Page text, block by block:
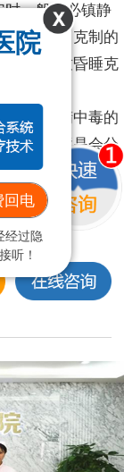
一般不必镇静
振作转向克制的
可能导致昏睡克
家对酒精中毒的
们的心境是会分
适量，过量的喝
愉快的心境也愈
院
回电
经过隐
听！